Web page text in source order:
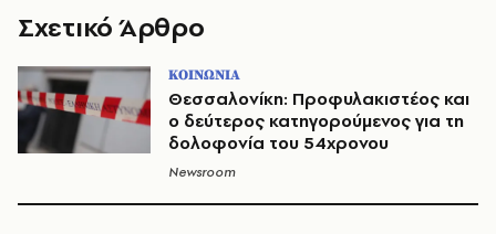
Σχετικό Άρθρο
ΚΟΙΝΩΝΙΑ
Θεσσαλονίκη: Προφυλακιστέος και
ο δεύτερος κατηγορούμενος για τη
δολοφονία του 54χρονου
Newsroom